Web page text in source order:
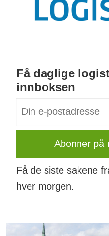
Få daglige
innboksen
Få de siste sakene
hver morgen.